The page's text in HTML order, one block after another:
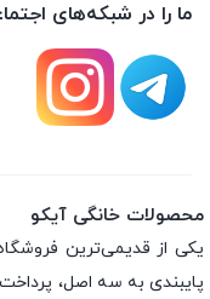
ما را در شبکه‌های
محصولات خانگی آیکو
یکی از قدیمی‌ترین